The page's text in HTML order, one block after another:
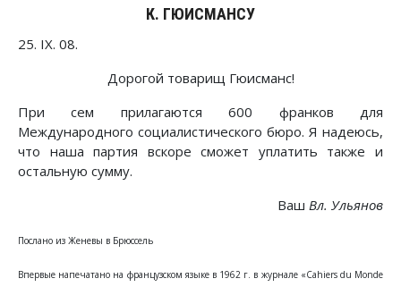
К. ГЮИСМАНСУ
25. IX. 08.
Дорогой товарищ Гюисманс!
При сем прилагаются 600 франков для
Международного социалистического бюро. Я надеюсь,
что наша партия вскоре сможет уплатить также и
остальную сумму.
Ваш Вл. Ульянов
Послано из Женевы в Брюссель
Впервые напечатано на французском языке в 1962 г. в журнале «Cahiers du Monde